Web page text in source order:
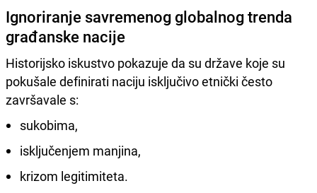
Ignoriranje savremenog globalnog trenda
građanske nacije
Historijsko iskustvo pokazuje da su države koje su
pokušale definirati naciju isključivo etnički često
završavale s:
sukobima,
isključenjem manjina,
krizom legitimiteta.